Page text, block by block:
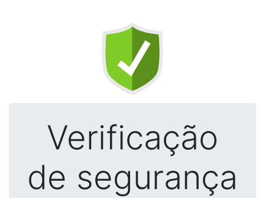
Verificação
de segurança